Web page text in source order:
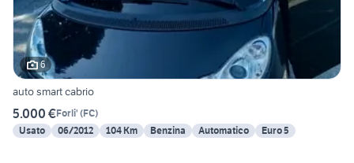
6
auto smart cabrio
5.000 €Forli' (FC)
Usato
06/2012 104 Km Benzina Automatico Euro 5